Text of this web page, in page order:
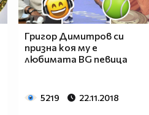
Григор Димитров си
призна коя му е
любимата BG певица
5219 22.11.2018